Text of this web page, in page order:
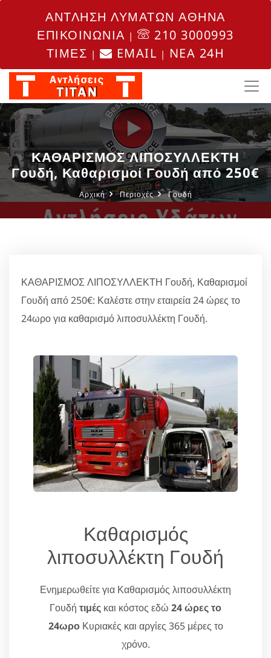
ΑΝΤΛΗΣΗ ΛΥΜΑΤΩΝ ΑΘΗΝΑ
ΕΠΙΚΟΙΝΩΝΙΑ |
210 3000993
ΤΙΜΕΣ | EMAIL | NEA 24H
ΚΑΘΑΡΙΣΜΟΣ ΛΙΠΟΣΥΛΛΕΚΤΗ
Γουδή, Καθαρισμοί Γουδή από 250€
Αρχική Περιοχές Γουδή
ΚΑΘΑΡΙΣΜΟΣ ΛΙΠΟΣΥΛΛΕΚΤΗ Γουδή, Καθαρισμοί
Γουδή από 250€: Καλέστε στην εταιρεία 24 ώρες το
24ωρο για καθαρισμό λιποσυλλέκτη Γουδή.
Καθαρισμός
λιποσυλλέκτη Γουδή
Ενημερωθείτε για Καθαρισμός λιποσυλλέκτη
Γουδή τιμές και κόστος εδώ 24 ώρες το
24ωροΚυριακές και αργίες 365 μέρες το
χρόνο.